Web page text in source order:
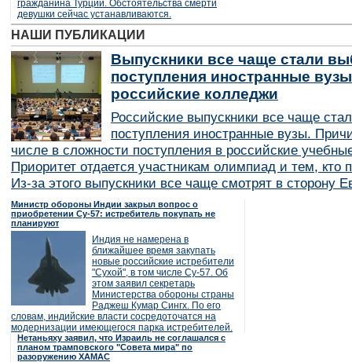
гражданина Турции. Обстоятельства смерти
девушки сейчас устанавливаются.
НАШИ ПУБЛИКАЦИИ
Выпускники все чаще стали
поступления иностранные
российские колледжи
Российские выпускники все чаще
поступления иностранные вузы.
числе в сложности поступления в российские
Приоритет отдается участникам олимпиад и тем, кто
Из-за этого выпускники все чаще смотрят в сторону
Министр обороны Индии закрыл вопрос о
приобретении Су-57: истребитель покупать не
планируют
Индия не намерена в
ближайшее время закупать
новые российские истребители
"Сухой", в том числе Су-57. Об
этом заявил секретарь
Министерства обороны страны
Раджеш Кумар Сингх. По его
словам, индийские власти сосредоточатся на
модернизации имеющегося парка истребителей.
Нетаньяху заявил, что Израиль не соглашался с
планом трамповского "Совета мира" по
разоружению ХАМАС